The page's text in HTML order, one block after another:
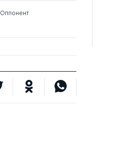
Оппонент